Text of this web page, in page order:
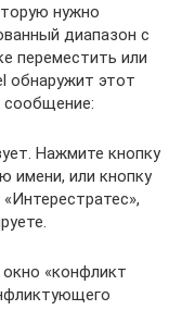
нужно
диапазон с
переместить или
обнаружит этот
Нажмите кнопку
имени, или кнопку
«конфликт